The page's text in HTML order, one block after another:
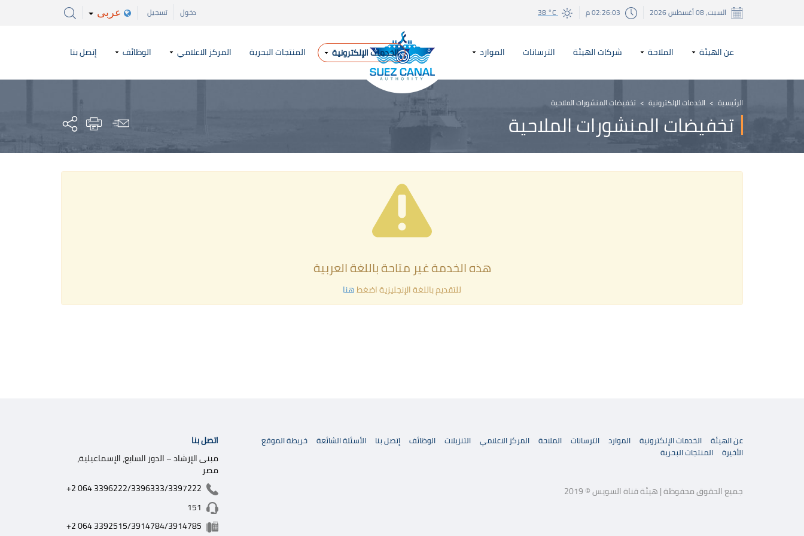
السبت, 08 أغسطس 2026 02:26:03 م 38 °C عربى دخول تسجيل
عن الهيئة الملاحة شركات الهيئة الترسانات الموارد الخدمات الإلكترونية المنتجات البحرية المركز الاعلامي الوظائف إتصل بنا
الرئيسية > الخدمات الإلكترونية > تخفيضات المنشورات الملاحية
تخفيضات المنشورات الملاحية
​​هذه الخدمة غير متاحة باللغة العربية
للتقديم باللغة الإنجليزية اضغطهنا
اتصل بنا
مبنى الإرشاد – الدور السابع، الإسماعيلية،
مصر
+2 064 3396222/3396333/3397222
151
+2 064 3392515/3914784/3914785
عن الهيئة الخدمات الإلكترونية الموارد الترسانات الملاحة المركز الاعلامي التنزيلات الوظائف إتصل بنا الأسئلة الشائعة
خريطة الموقع
الأخيرة
المنتجات البحرية
جميع الحقوق محفوظة | هيئة قناة السويس © 2019